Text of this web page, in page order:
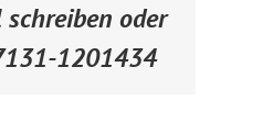
oder
1201434